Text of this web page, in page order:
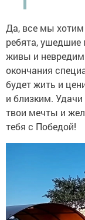
Да, все мы хотим
ребята, ушедшие
живы и
окончания
будет жить и
и близким. Удачи
твои мечты и
тебя с Победой!